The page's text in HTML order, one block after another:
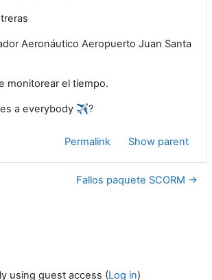
Aeronáutico Aeropuerto Juan Santa
monitorear el tiempo.
a everybody ✈️?
Permalink Show parent
Fallos paquete SCORM →
using guest access (Log in)